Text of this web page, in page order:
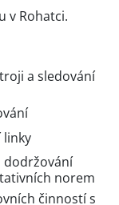
v Rohatci.
a sledování
linky
dodržování
norem
činností s